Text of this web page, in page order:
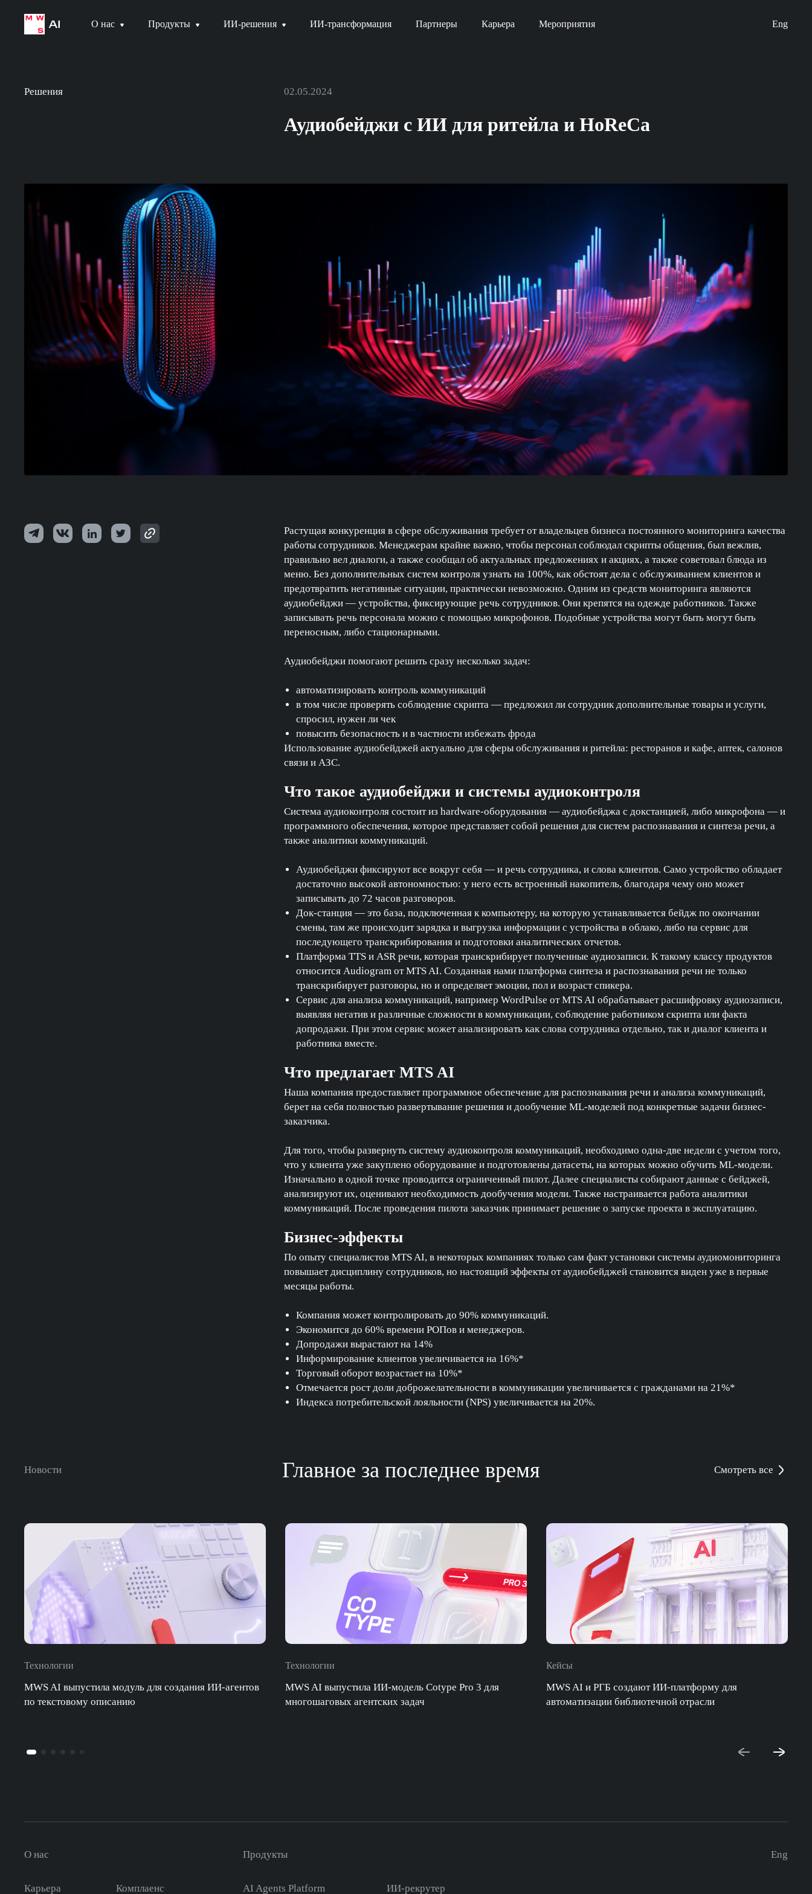
О нас Продукты ИИ-решения ИИ-трансформация Партнеры Карьера Мероприятия Eng
Решения 02.05.2024
Аудиобейджи с ИИ для ритейла и HoReCa
Растущая конкуренция в сфере обслуживания требует от владельцев бизнеса постоянного мониторинга качества
работы сотрудников. Менеджерам крайне важно, чтобы персонал соблюдал скрипты общения, был вежлив,
правильно вел диалоги, а также сообщал об актуальных предложениях и акциях, а также советовал блюда из
меню. Без дополнительных систем контроля узнать на 100%, как обстоят дела с обслуживанием клиентов и
предотвратить негативные ситуации, практически невозможно. Одним из средств мониторинга являются
аудиобейджи — устройства, фиксирующие речь сотрудников. Они крепятся на одежде работников. Также
записывать речь персонала можно с помощью микрофонов. Подобные устройства могут быть могут быть
переносным, либо стационарными.
Аудиобейджи помогают решить сразу несколько задач:
автоматизировать контроль коммуникаций
в том числе проверять соблюдение скрипта — предложил ли сотрудник дополнительные товары и услуги,
спросил, нужен ли чек
повысить безопасность и в частности избежать фрода
Использование аудиобейджей актуально для сферы обслуживания и ритейла: ресторанов и кафе, аптек, салонов
связи и АЗС.
Что такое аудиобейджи и системы аудиоконтроля
Система аудиоконтроля состоит из hardware-оборудования — аудиобейджа с докстанцией, либо микрофона — и
программного обеспечения, которое представляет собой решения для систем распознавания и синтеза речи, а
также аналитики коммуникаций.
Аудиобейджи фиксируют все вокруг себя — и речь сотрудника, и слова клиентов. Само устройство обладает
достаточно высокой автономностью: у него есть встроенный накопитель, благодаря чему оно может
записывать до 72 часов разговоров.
Док-станция — это база, подключенная к компьютеру, на которую устанавливается бейдж по окончании
смены, там же происходит зарядка и выгрузка информации с устройства в облако, либо на сервис для
последующего транскрибирования и подготовки аналитических отчетов.
Платформа TTS и ASR речи, которая транскрибирует полученные аудиозаписи. К такому классу продуктов
относится Audiogram от MTS AI. Созданная нами платформа синтеза и распознавания речи не только
транскрибирует разговоры, но и определяет эмоции, пол и возраст спикера.
Сервис для анализа коммуникаций, например WordPulse от MTS AI обрабатывает расшифровку аудиозаписи,
выявляя негатив и различные сложности в коммуникации, соблюдение работником скрипта или факта
допродажи. При этом сервис может анализировать как слова сотрудника отдельно, так и диалог клиента и
работника вместе.
Что предлагает MTS AI
Наша компания предоставляет программное обеспечение для распознавания речи и анализа коммуникаций,
берет на себя полностью развертывание решения и дообучение ML-моделей под конкретные задачи бизнес-
заказчика.
Для того, чтобы развернуть систему аудиоконтроля коммуникаций, необходимо одна-две недели с учетом того,
что у клиента уже закуплено оборудование и подготовлены датасеты, на которых можно обучить ML-модели.
Изначально в одной точке проводится ограниченный пилот. Далее специалисты собирают данные с бейджей,
анализируют их, оценивают необходимость дообучения модели. Также настраивается работа аналитики
коммуникаций. После проведения пилота заказчик принимает решение о запуске проекта в эксплуатацию.
Бизнес-эффекты
По опыту специалистов MTS AI, в некоторых компаниях только сам факт установки системы аудиомониторинга
повышает дисциплину сотрудников, но настоящий эффекты от аудиобейджей становится виден уже в первые
месяцы работы.
Компания может контролировать до 90% коммуникаций.
Экономится до 60% времени РОПов и менеджеров.
Допродажи вырастают на 14%
Информирование клиентов увеличивается на 16%*
Торговый оборот возрастает на 10%*
Отмечается рост доли доброжелательности в коммуникации увеличивается с гражданами на 21%*
Индекса потребительской лояльности (NPS) увеличивается на 20%.
Новости Главное за последнее время Смотреть все
Технологии
MWS AI выпустила модуль для создания ИИ-агентов
по текстовому описанию
Технологии
MWS AI выпустила ИИ-модель Cotype Pro 3 для
многошаговых агентских задач
Кейсы
MWS AI и РГБ создают ИИ-платформу для
автоматизации библиотечной отрасли
О нас
Карьера Комплаенс
Продукты
AI Agents Platform ИИ-рекрутер
Eng